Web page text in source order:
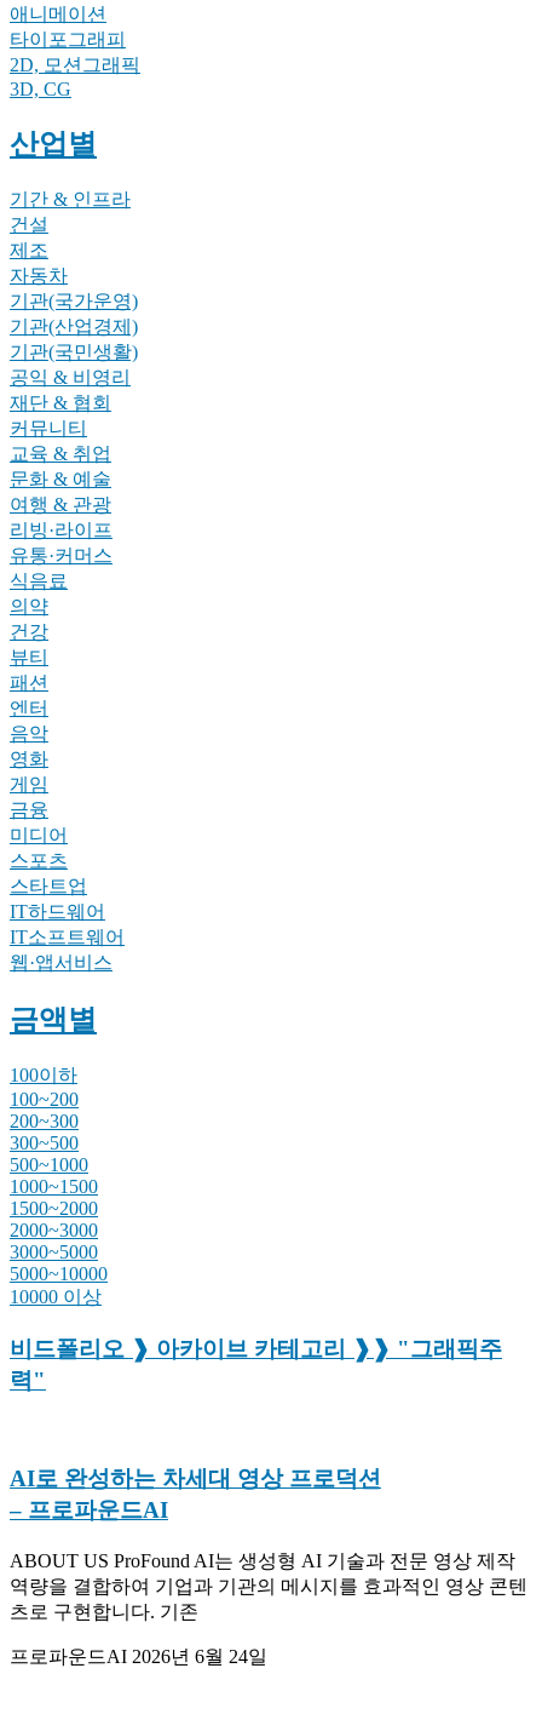
애니메이션
타이포그래피
2D, 모션그래픽
3D, CG
산업별
기간 & 인프라
건설
제조
자동차
기관(국가운영)
기관(산업경제)
기관(국민생활)
공익 & 비영리
재단 & 협회
커뮤니티
교육 & 취업
문화 & 예술
여행 & 관광
리빙·라이프
유통·커머스
식음료
의약
건강
뷰티
패션
엔터
음악
영화
게임
금융
미디어
스포츠
스타트업
IT하드웨어
IT소프트웨어
웹·앱서비스
금액별
100이하
100~200
200~300
300~500
500~1000
1000~1500
1500~2000
2000~3000
3000~5000
5000~10000
10000 이상
비드폴리오 ❱ 아카이브 카테고리 ❱❱ "그래픽주
력"
AI로 완성하는 차세대 영상 프로덕션
– 프로파운드AI
ABOUT US ProFound AI는 생성형 AI 기술과 전문 영상 제작
역량을 결합하여 기업과 기관의 메시지를 효과적인 영상 콘텐
츠로 구현합니다. 기존
프로파운드AI 2026년 6월 24일